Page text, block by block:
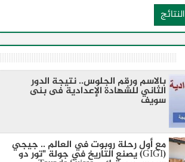
النتائج
بالاسم ورقم الجلوس.. نتيجة الدور
الثاني للشهادة الإعدادية فى بنى
سويف
مع أول رحلة روبوت في العالم .. جيجي
(GIGI) يصنع التاريخ في جولة "تور دو